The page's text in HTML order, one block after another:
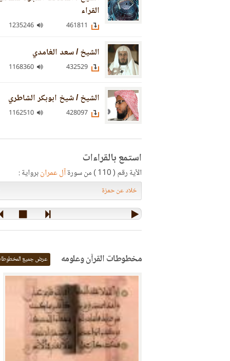
القراء
الشيخ / سعد الغامدي
الشيخ / شيخ ابوبكر الشاطري
استمع بالقراءات
الآية رقم ( 110 ) من سورة آل عمرانبرواية :
مخطوطات القرآن وعلومه عرض جميع